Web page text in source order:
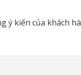
ý kiến của khách